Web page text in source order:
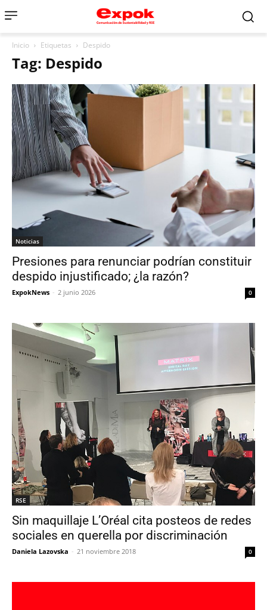
Inicio Etiquetas Despido
Tag: Despido
Noticias
Presiones para renunciar podrían constituir
despido injustificado; ¿la razón?
ExpokNews - 2 junio 2026 0
RSE
Sin maquillaje L’Oréal cita posteos de redes
sociales en querella por discriminación
Daniela Lazovska - 21 noviembre 2018 0